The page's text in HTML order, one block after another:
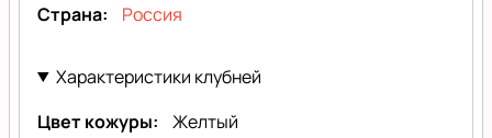
Страна
Россия
Характеристики клубней
Цвет кожуры
Желтый